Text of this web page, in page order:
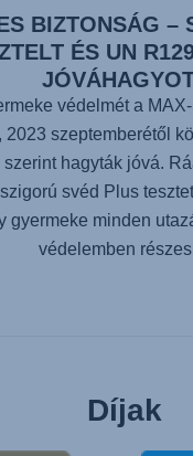
BIZTONSÁG –
ÉS UN
védelmét a
2023 szeptemberétől
hagyták jóvá.
svéd Plus
gyermeke minden
védelemben
Díjak